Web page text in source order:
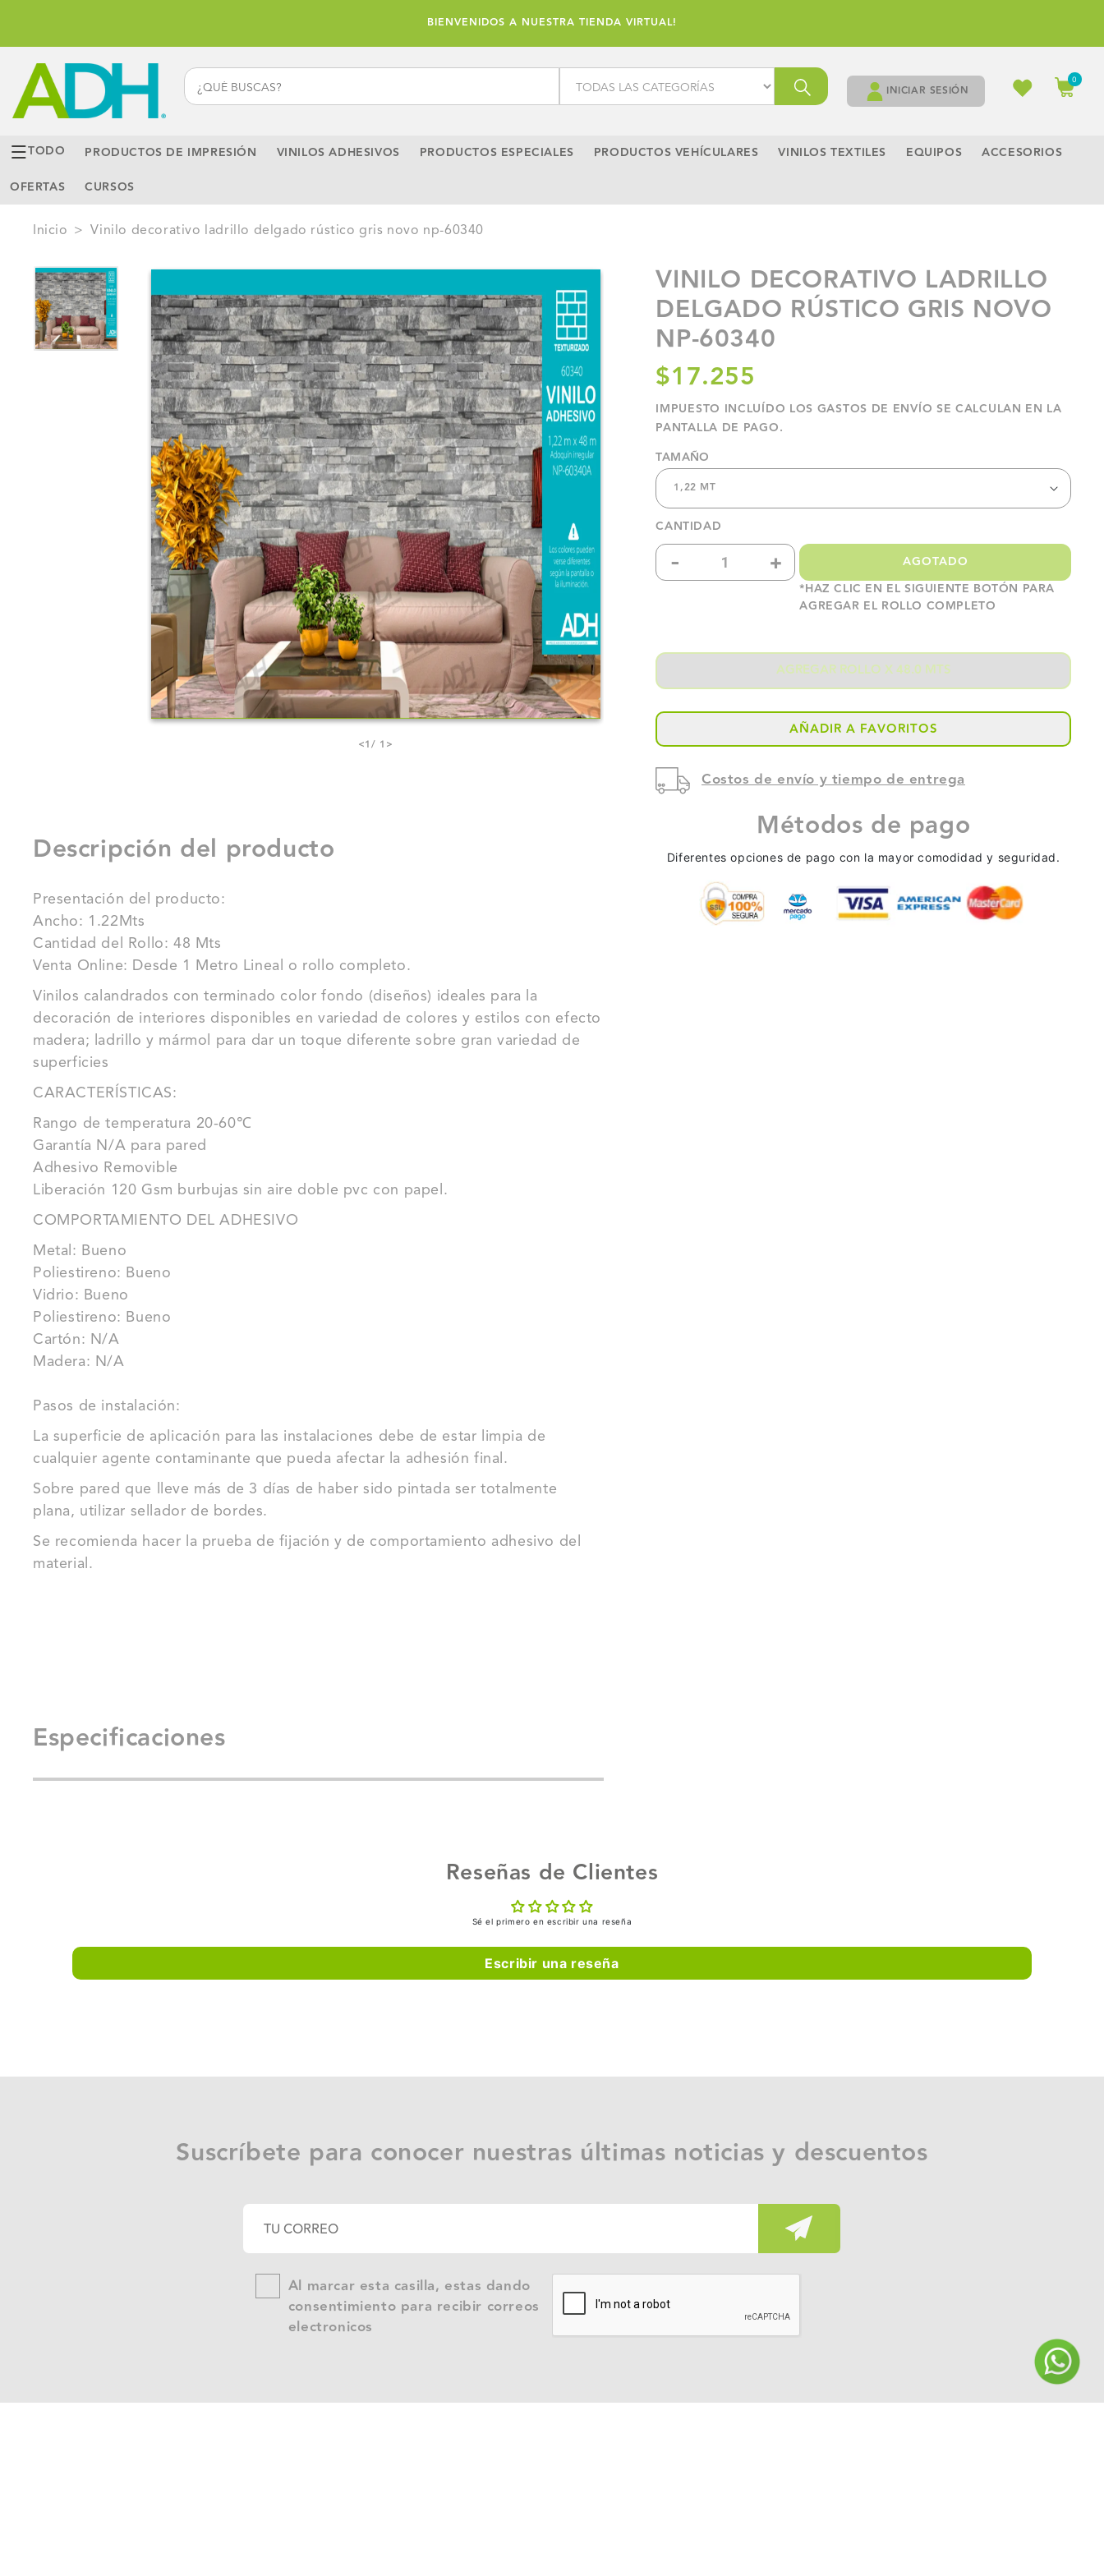
BIENVENIDOS A NUESTRA TIENDA VIRTUAL!
INICIAR SESIÓN
Carrito
0
artículos
TODO PRODUCTOS DE IMPRESIÓN VINILOS ADHESIVOS PRODUCTOS ESPECIALES PRODUCTOS VEHÍCULARES VINILOS TEXTILES EQUIPOS
ACCESORIOS
OFERTAS
CURSOS
Inicio > vinilo decorativo ladrillo delgado rústico gris novo np-60340
<1/ 1 >
Descripción del producto
Presentación del producto:
Ancho: 1.22Mts
Cantidad del Rollo: 48 Mts
Venta Online: Desde 1 Metro Lineal o rollo completo.
Vinilos calandrados con terminado color fondo (diseños) ideales para la
decoración de interiores disponibles en variedad de colores y estilos con efecto
madera; ladrillo y mármol para dar un toque diferente sobre gran variedad de
superficies
CARACTERÍSTICAS:
Rango de temperatura 20-60℃
Garantía N/A para pared
Adhesivo Removible
Liberación 120 Gsm burbujas sin aire doble pvc con papel.
COMPORTAMIENTO DEL ADHESIVO
Metal: Bueno
Poliestireno: Bueno
Vidrio: Bueno
Poliestireno: Bueno
Cartón: N/A
Madera: N/A
Pasos de instalación:
La superficie de aplicación para las instalaciones debe de estar limpia de
cualquier agente contaminante que pueda afectar la adhesión final.
Sobre pared que lleve más de 3 días de haber sido pintada ser totalmente
plana, utilizar sellador de bordes.
Se recomienda hacer la prueba de fijación y de comportamiento adhesivo del
material.
Especificaciones
VINILO DECORATIVO LADRILLO
DELGADO RÚSTICO GRIS NOVO
NP-60340
$17.255
IMPUESTO INCLUÍDO LOS GASTOS DE ENVÍO SE CALCULAN EN LA
PANTALLA DE PAGO.
TAMAÑO
1,22 MT
CANTIDAD
Reducir
DECORATIVO
RÚSTICO
NOVO
NP-
60340
-
Aumentar
cantidad
VINILO
DECORATIVO
LADRILLO
RÚSTICO
GRIS
NOVO
60340
+
AGREGAR ROLLO X 48.0 MTS
AGOTADO
*HAZ CLIC EN EL SIGUIENTE BOTÓN PARA
AGREGAR EL ROLLO COMPLETO
AÑADIR A FAVORITOS
Costos de envío y tiempo de entrega
Métodos de pago
Diferentes opciones de pago con la mayor comodidad y seguridad.
Reseñas de Clientes
Sé el primero en escribir una reseña
Escribir una reseña
Suscríbete para conocer nuestras últimas noticias y descuentos
Al marcar esta casilla, estas dando
consentimiento para recibir correos
electronicos